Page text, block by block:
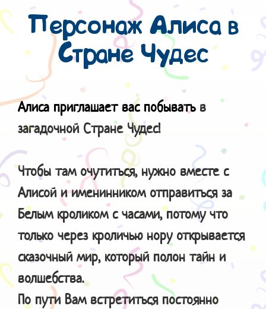
Персонаж Алиса в
Стране Чудес
Алиса приглашает вас побывать в
загадочной Стране Чудес!
Чтобы там очутиться, нужно вместе с
Алисой и именинником отправиться за
Белым кроликом с часами, потому что
только через кроличью нору открывается
сказочный мир, который полон тайн и
волшебства.
По пути Вам встретиться постоянно